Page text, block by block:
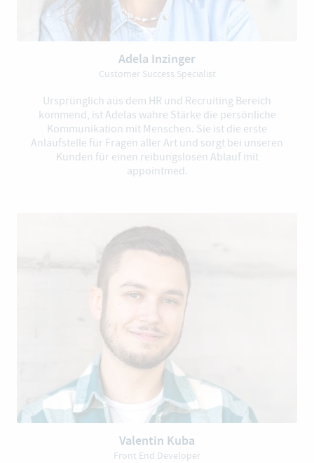
Adela Inzinger
Customer Success Specialist
Ursprünglich aus dem HR und Recruiting Bereich
kommend, ist Adelas wahre Stärke die persönliche
Kommunikation mit Menschen. Sie ist die erste
Anlaufstelle für Fragen aller Art und sorgt bei unseren
Kunden für einen reibungslosen Ablauf mit
appointmed.
Valentin Kuba
Front End Developer